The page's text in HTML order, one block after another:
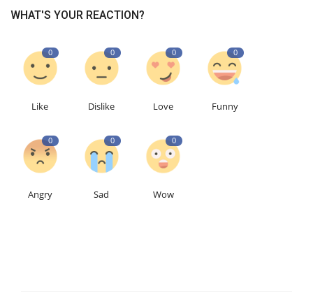
WHAT'S YOUR REACTION?
0
Like
0
Dislike
0
Love
0
Funny
0
Angry
0
Sad
0
Wow